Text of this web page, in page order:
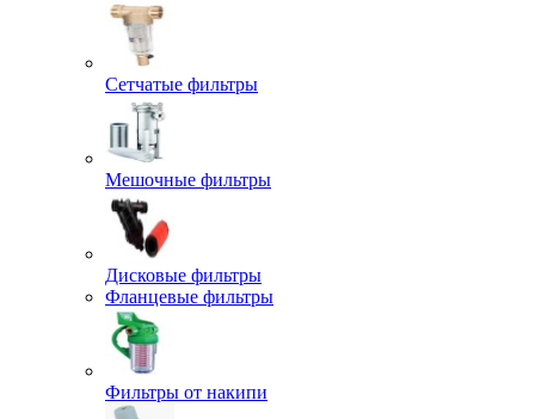
Сетчатые фильтры
Мешочные фильтры
Дисковые фильтры
Фланцевые фильтры
Фильтры от накипи